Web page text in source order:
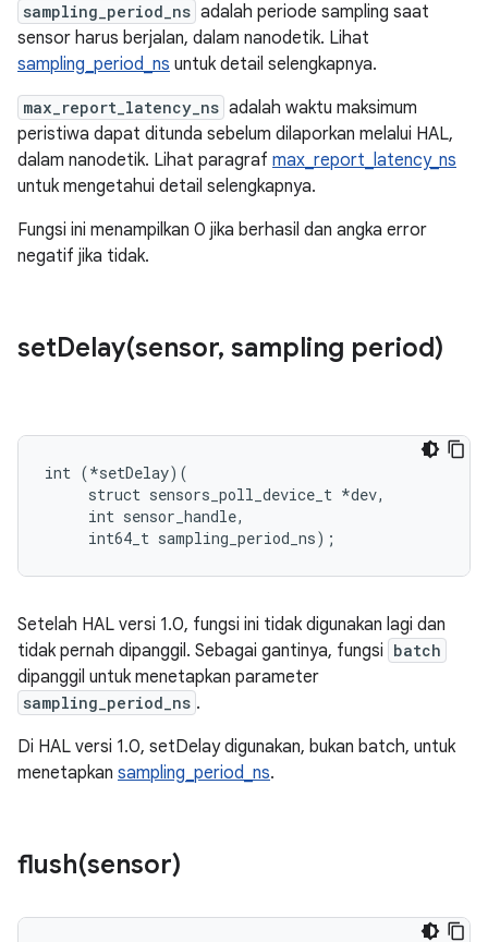
sampling_period_ns adalah periode sampling saat
sensor harus berjalan, dalam nanodetik. Lihat
sampling_period_ns untuk detail selengkapnya.
max_report_latency_ns adalah waktu maksimum
peristiwa dapat ditunda sebelum dilaporkan melalui HAL,
dalam nanodetik. Lihat paragraf max_report_latency_ns
untuk mengetahui detail selengkapnya.
Fungsi ini menampilkan 0 jika berhasil dan angka error
negatif jika tidak.
setDelay(sensor, sampling period)
int (*setDelay)(
     struct sensors_poll_device_t *dev,
     int sensor_handle,
     int64_t sampling_period_ns);
Setelah HAL versi 1.0, fungsi ini tidak digunakan lagi dan
tidak pernah dipanggil. Sebagai gantinya, fungsi batch
dipanggil untuk menetapkan parameter
sampling_period_ns .
Di HAL versi 1.0, setDelay digunakan, bukan batch, untuk
menetapkan sampling_period_ns.
flush(sensor)